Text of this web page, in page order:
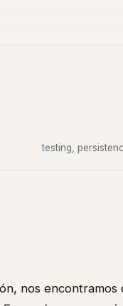
testing,
nos encontramos